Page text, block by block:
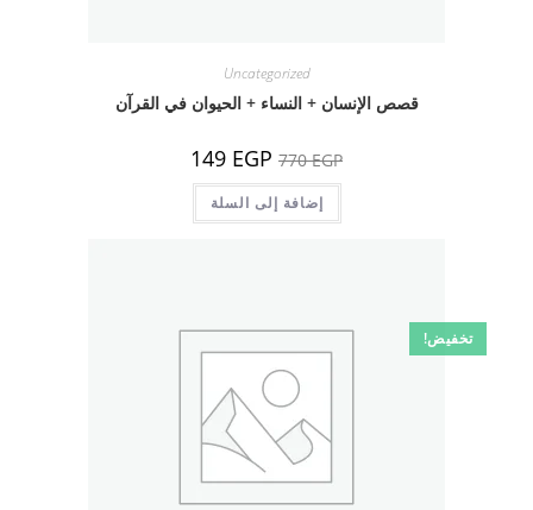
Uncategorized
قصص الإنسان + النساء + الحيوان في القرآن
770EGP السعر
الأصلي
هو:
770 EGP.
149 EGP
إضافة إلى السلة
تخفيض!